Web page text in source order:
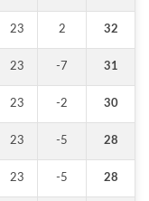
23 2 32
23 -7 31
23 -2 30
23 -5 28
23 -5 28